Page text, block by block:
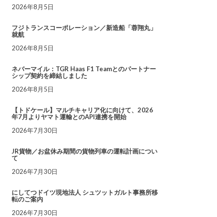
2026年8月5日
フジトランスコーポレーション／新造船「蓉翔丸」
就航
2026年8月5日
ネバーマイル：TGR Haas F1 Teamとのパートナー
シップ契約を締結しました
2026年8月5日
【トドケール】マルチキャリア化に向けて、2026
年7月よりヤマト運輸とのAPI連携を開始
2026年7月30日
JR貨物／お盆休み期間の貨物列車の運転計画につい
て
2026年7月30日
にしてつドイツ現地法人 シュツットガルト事務所移
転のご案内
2026年7月30日